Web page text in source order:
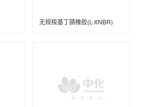
无规羧基丁腈橡胶(L-XNBR)